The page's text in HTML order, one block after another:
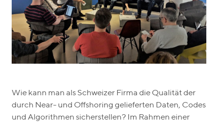
Wie kann man als Schweizer Firma die Qualität der
durch Near- und Offshoring gelieferten Daten, Codes
und Algorithmen sicherstellen? Im Rahmen einer